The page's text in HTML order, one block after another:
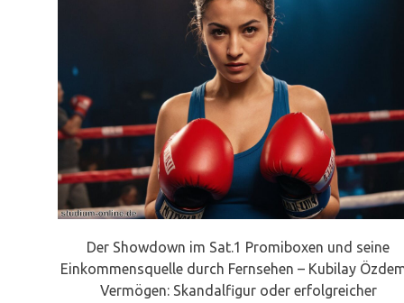
Der Showdown im Sat.1 Promiboxen und seine
Einkommensquelle durch Fernsehen – Kubilay
Vermögen: Skandalfigur oder erfolgreicher